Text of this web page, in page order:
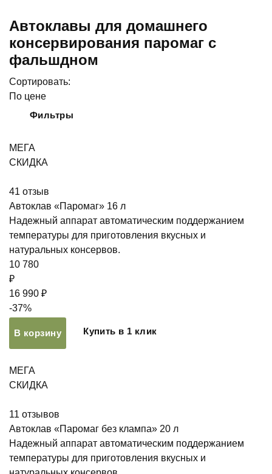
Автоклавы для домашнего
консервирования паромаг с
фальшдном
Сортировать:
По цене
Фильтры
МЕГА
СКИДКА
41 отзыв
Автоклав «Паромаг» 16 л
Надежный аппарат автоматическим поддержанием
температуры для приготовления вкусных и
натуральных консервов.
10 780
₽
16 990 ₽
-37%
В корзину Купить в 1 клик
МЕГА
СКИДКА
11 отзывов
Автоклав «Паромаг без клампа» 20 л
Надежный аппарат автоматическим поддержанием
температуры для приготовления вкусных и